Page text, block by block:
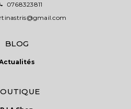
0768323811
BLOG